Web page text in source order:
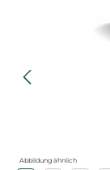
Abbildung ähnlich